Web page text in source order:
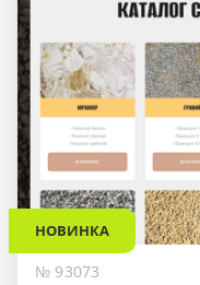
НОВИНКА
№ 93073